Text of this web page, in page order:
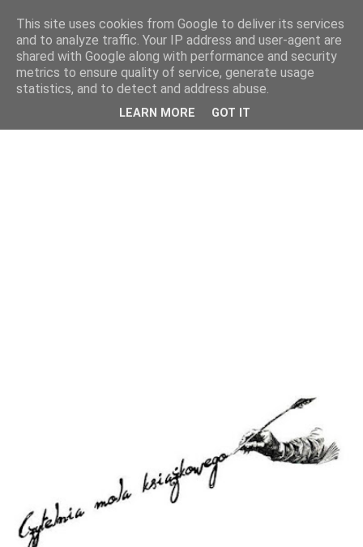
This site uses cookies from Google to deliver its services
and to analyze traffic. Your IP address and user-agent are
shared with Google along with performance and security
metrics to ensure quality of service, generate usage
statistics, and to detect and address abuse.
LEARN MORE GOT IT